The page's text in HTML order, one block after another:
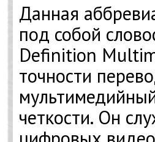
Данная
под собой
Definition
точности
четкости. Он